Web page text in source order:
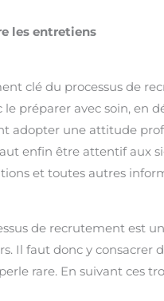
les entretiens
clé du processus de
préparer avec soin, en
adopter une attitude
enfin être attentif aux
et toutes autres
de recrutement est
Il faut donc y consacrer
rare. En suivant ces